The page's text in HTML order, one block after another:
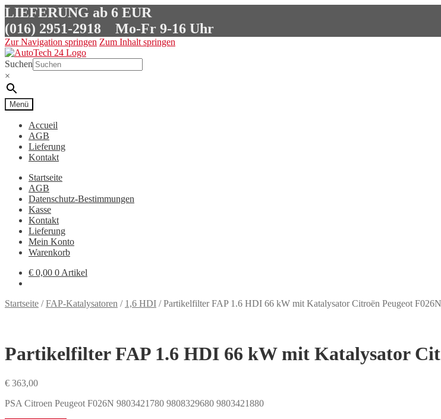
LIEFERUNG ab 6 EUR
(016) 2951-2918 Mo-Fr 9-16 Uhr
Zur Navigation springen Zum Inhalt springen
Suchen
×
Menü
Accueil
AGB
Lieferung
Kontakt
Startseite
AGB
Datenschutz-Bestimmungen
Kasse
Kontakt
Lieferung
Mein Konto
Warenkorb
€ 0,00 0 Artikel
Startseite /FAP-Katalysatoren / 1,6 HDI /Partikelfilter FAP 1.6 HDI 66 kW mit Katalysator Citroën Peugeot F026N
Partikelfilter FAP 1.6 HDI 66 kW mit Katalysator
€ 363,00
PSA Citroen Peugeot F026N 9803421780 9808329680 9803421880